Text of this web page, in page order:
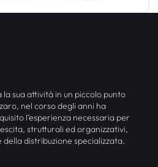
la sua attività in un piccolo punto
nel corso degli anni ha
l’esperienza necessaria per
strutturali ed organizzativi,
distribuzione specializzata.